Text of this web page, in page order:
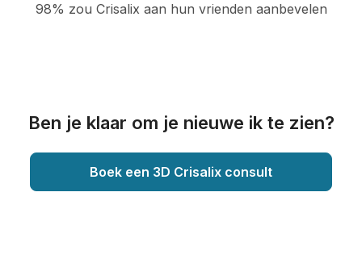
98% zou Crisalix aan hun vrienden aanbevelen
Ben je klaar om je nieuwe ik te zien?
Boek een 3D Crisalix consult